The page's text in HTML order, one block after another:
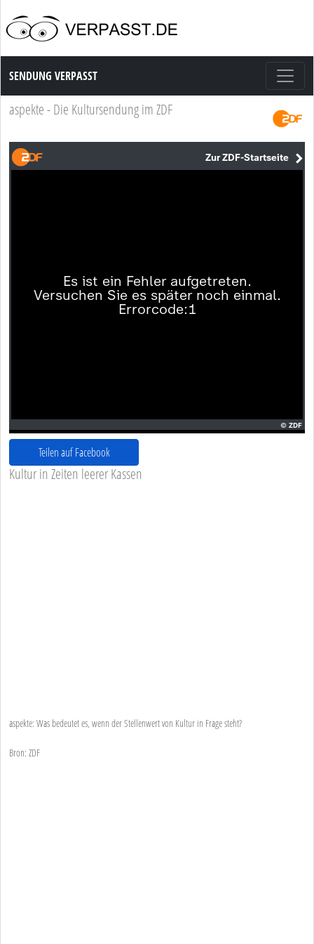
Sendung Verpasst
SENDUNG VERPASST
aspekte - Die Kultursendung im ZDF
Teilen auf Facebook
Kultur in Zeiten leerer Kassen
aspekte: Was bedeutet es, wenn der Stellenwert von Kultur in Frage steht?
Bron: ZDF